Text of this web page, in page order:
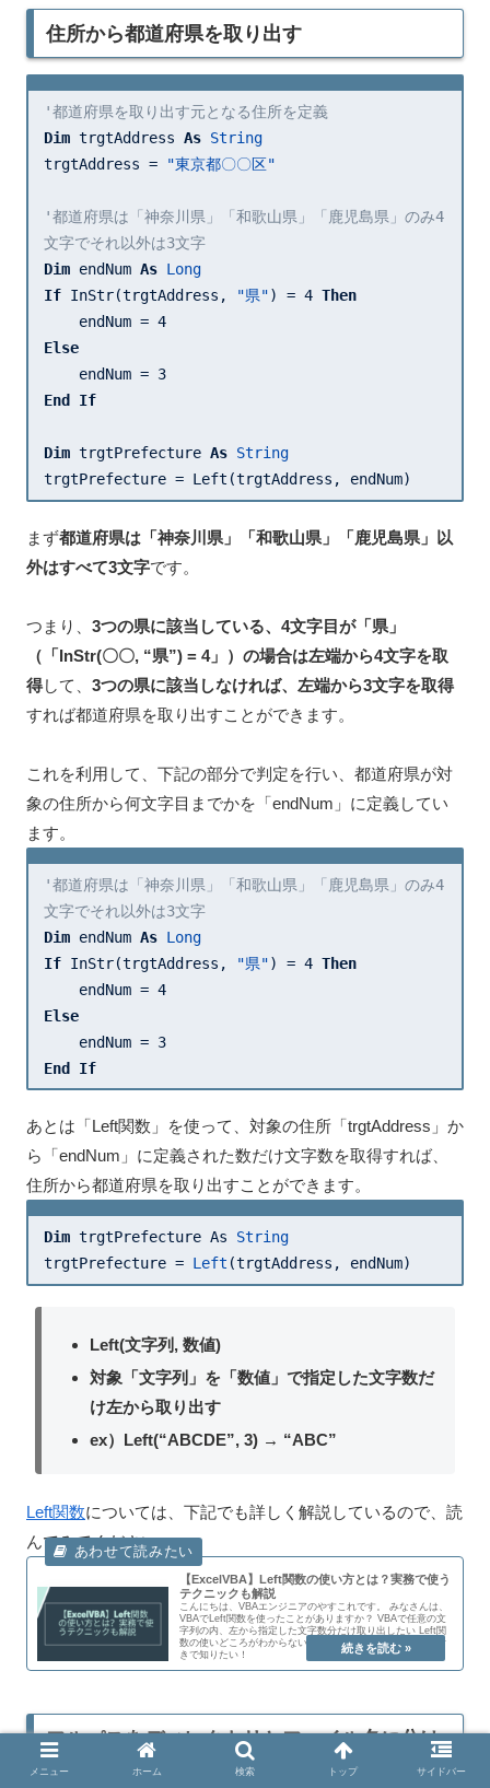
住所から都道府県を取り出す
'都道府県を取り出す元となる住所を定義
Dim trgtAddress As String
trgtAddress =
"東京都〇〇区"
'都道府県は「神奈川県」「和歌山県」「鹿児島県」のみ4
文字でそれ以外は3文字
Dim endNum As Long
If InStr(trgtAddress, "県") = 4 Then
endNum = 4
Else
endNum = 3
End
If
Dim trgtPrefecture As String
trgtPrefecture = Left(trgtAddress, endNum)
まず都道府県は「神奈川県」「和歌山県」「鹿児島県」以
外はすべて3文字です。
つまり、 3つの県に該当している、4文字目が「県」
（「InStr(〇〇, “県”) = 4」）の場合は左端から4文字を取
得して、 3つの県に該当しなければ、左端から3文字を取得
すれば都道府県を取り出すことができます。
これを利用して、下記の部分で判定を行い、都道府県が対
象の住所から何文字目までかを「endNum」に定義してい
ます。
'都道府県は「神奈川県」「和歌山県」「鹿児島県」のみ4
文字でそれ以外は3文字
Dim endNum As Long
If InStr(trgtAddress, "県") = 4 Then
endNum = 4
Else
endNum = 3
End If
あとは「Left関数」を使って、対象の住所「trgtAddress」か
ら「endNum」に定義された数だけ文字数を取得すれば、
住所から都道府県を取り出すことができます。
Dim trgtPrefecture As String
trgtPrefecture = Left (trgtAddress, endNum)
Left(文字列, 数値)
対象「文字列」を「数値」で指定した文字数だ
け左から取り出す
ex）Left(“ABCDE”, 3) → “ABC”
Left関数については、下記でも詳しく解説しているので、読
んでみてください。
【ExcelVBA】Left関数の使い方とは？実務で使う
テクニックも解説
こんにちは、VBAエンジニアのやすこれです。 みなさんは、
VBAでLeft関数を使ったことがありますか？ VBAで任意の文
字列の内、左から指定した文字数分だけ取り出したい Left関
数の使いどころがわからない Left関数の利用の仕方を実例付
きで知りたい！
フルパスをディレクトリとファイル名に分け
る
メニュー ホーム 検索 トップ サイドバー